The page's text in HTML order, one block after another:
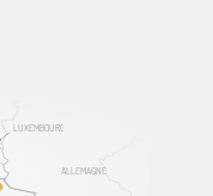
ALLEMAGNE
LUXEMBOURG